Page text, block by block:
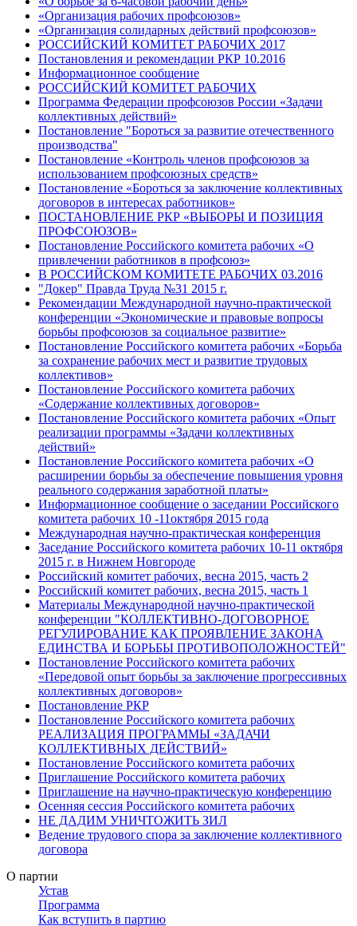
«Организация рабочих профсоюзов»
«Организация солидарных действий профсоюзов»
РОССИЙСКИЙ КОМИТЕТ РАБОЧИХ 2017
Постановления и рекомендации РКР 10.2016
Информационное сообщение
РОССИЙСКИЙ КОМИТЕТ РАБОЧИХ
Программа Федерации профсоюзов России «Задачи
коллективных действий»
Постановление "Бороться за развитие отечественного
производства"
Постановление «Контроль членов профсоюзов за
использованием профсоюзных средств»
Постановление «Бороться за заключение коллективных
договоров в интересах работников»
ПОСТАНОВЛЕНИЕ РКР «ВЫБОРЫ И ПОЗИЦИЯ
ПРОФСОЮЗОВ»
Постановление Российского комитета рабочих «О
привлечении работников в профсоюз»
В РОССИЙСКОМ КОМИТЕТЕ РАБОЧИХ 03.2016
"Докер" Правда Труда №31 2015 г.
Рекомендации Международной научно-практической
конференции «Экономические и правовые вопросы
борьбы профсоюзов за социальное развитие»
Постановление Российского комитета рабочих «Борьба
за сохранение рабочих мест и развитие трудовых
коллективов»
Постановление Российского комитета рабочих
«Содержание коллективных договоров»
Постановление Российского комитета рабочих «Опыт
реализации программы «Задачи коллективных
действий»
Постановление Российского комитета рабочих «О
расширении борьбы за обеспечение повышения уровня
реального содержания заработной платы»
Информационное сообщение о заседании Российского
комитета рабочих 10 -11октября 2015 года
Международная научно-практическая конференция
Заседание Российского комитета рабочих 10-11 октября
2015 г. в Нижнем Новгороде
Российский комитет рабочих, весна 2015, часть 2
Российский комитет рабочих, весна 2015, часть 1
Материалы Международной научно-практической
конференции "КОЛЛЕКТИВНО-ДОГОВОРНОЕ
РЕГУЛИРОВАНИЕ КАК ПРОЯВЛЕНИЕ ЗАКОНА
ЕДИНСТВА И БОРЬБЫ ПРОТИВОПОЛОЖНОСТЕЙ"
Постановление Российского комитета рабочих
«Передовой опыт борьбы за заключение прогрессивных
коллективных договоров»
Постановление РКР
Постановление Российского комитета рабочих
РЕАЛИЗАЦИЯ ПРОГРАММЫ «ЗАДАЧИ
КОЛЛЕКТИВНЫХ ДЕЙСТВИЙ»
Постановление Российского комитета рабочих
Приглашение Российского комитета рабочих
Приглашение на научно-практическую конференцию
Осенняя сессия Российского комитета рабочих
НЕ ДАДИМ УНИЧТОЖИТЬ ЗИЛ
Ведение трудового спора за заключение коллективного
договора
О партии
Устав
Программа
Как вступить в партию